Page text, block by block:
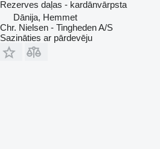
Rezerves daļas - kardānvārpsta
Dānija, Hemmet
Chr. Nielsen - Tingheden A/S
Sazināties ar pārdevēju